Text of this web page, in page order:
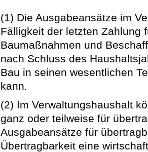
(1) Die Ausgabeansätze im
Fälligkeit der letzten Zahlung
Baumaßnahmen und
nach Schluss des
Bau in seinen wesentlichen
kann.
(2) Im Verwaltungshaushalt
ganz oder teilweise für
Ausgabeansätze für
Übertragbarkeit eine